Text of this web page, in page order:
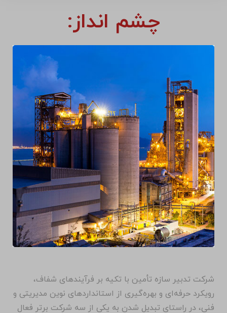
چشم انداز:
شرکت تدبیر سازه تأمین با تکیه بر فرآیندهای شفاف،
رویکرد حرفه‌ای و بهره‌گیری از استانداردهای نوین مدیریتی و
فنی، در راستای تبدیل شدن به یکی از سه شرکت برتر فعال